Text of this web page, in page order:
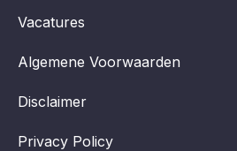
Vacatures
Algemene Voorwaarden
Disclaimer
Privacy Policy